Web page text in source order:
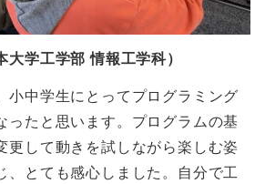
学工学部 情報工学科）
小中学生にとってプログラミング
ったと思います。プログラムの基
更して動きを試しながら楽しむ姿
、とても感心しました。自分で工